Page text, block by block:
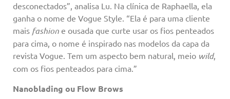
desconectados”, analisa Lu. Na clínica de Raphaella, ela
ganha o nome de Vogue Style. “Ela é para uma cliente
mais fashion e ousada que curte usar os fios penteados
para cima, o nome é inspirado nas modelos da capa da
revista Vogue. Tem um aspecto bem natural, meio wild,
com os fios penteados para cima.”
Nanoblading ou Flow Brows